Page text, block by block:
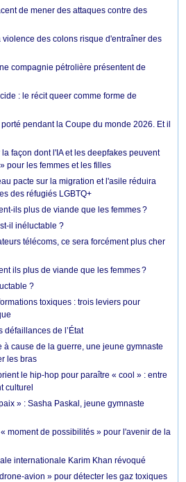
de mener des attaques contre des
des colons risque d'entraîner des
compagnie pétrolière présentent de
: le récit queer comme forme de
pendant la Coupe du monde 2026. Et il
façon dont l'IA et les deepfakes peuvent
pour les femmes et les filles
pacte sur la migration et l'asile réduira
des réfugiés LGBTQ+
ils plus de viande que les femmes ?
il inéluctable ?
télécoms, ce sera forcément plus cher
ils plus de viande que les femmes ?
?
toxiques : trois leviers pour
défaillances de l’État
cause de la guerre, une jeune gymnaste
les bras
le hip-hop pour paraître « cool » : entre
culturel
» : Sasha Paskal, jeune gymnaste
moment de possibilités » pour l'avenir de la
internationale Karim Khan révoqué
avion » pour détecter les gaz toxiques